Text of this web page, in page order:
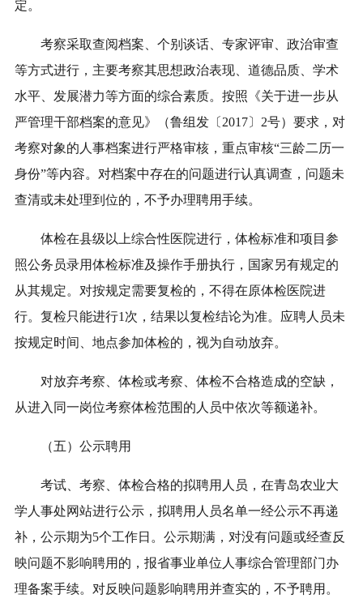
定。
考察采取查阅档案、个别谈话、专家评审、政治审查
等方式进行，主要考察其思想政治表现、道德品质、学术
水平、发展潜力等方面的综合素质。 按照《关于进一步从
严管理干部档案的意见》
（鲁组发 〔201 7〕 2号） 要求，对
考察对象的人事档案进行严格审核，重点审核“三龄二历一
身份”等内容。对档案中存在的问题进行认真调查，问题未
查清或未处理到位的，不予办理聘用手续。
体检在县级以上综合性医院进行，体检标准和项目参
照公务员录用体检标准及操作手册执行，国家另有规定的
从其规定。对按规定需要复检的，不得在原体检医院进
行。 复检 只能进行1次，结果以复检结论为准。应聘人员未
按规定时间、地点参加体检的，视为自动放弃。
对放弃考察、体检或考察、体检不合格造成的空缺，
从进入同一岗位考察体检范围的人员中依次等额递补。
（五）公示聘用
考试、考察、体检合格的拟聘用人员，在青岛农业大
学人事处网站进行公示，拟聘用人员名单一经公示不再递
补，公示期为5个工作日。 公示期满，对没有问题或经查反
映问题不影响聘用的 ， 报省事业单位人事综合管理部门办
理备案手续。对反映问题影响聘用并查实的，不予聘用。